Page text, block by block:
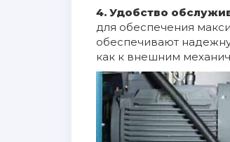
4. Удобство
для обеспечения
обеспечивают
как к внешним